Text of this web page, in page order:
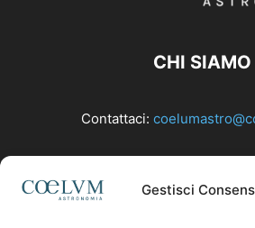
Gestisci
CHI SIAMO
Contattaci: